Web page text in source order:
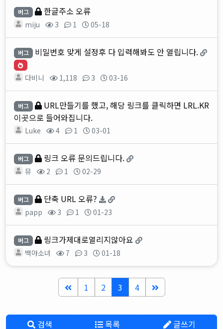
버그 한글주소 오류
miju 3 1 05-18
버그 비밀번호 맞게 설정후 다 입력해봐도 안 열립니다.
다비니 1,118 3 03-16
버그
URL만들기를 했고, 해당 링크를 클릭하면 LRL.KR
이곳으로 들어와집니다.
Luke 4 1 03-01
버그 링크 오류 문의드립니다.
뮤 2 1 02-29
버그 단축 URL 오류?
papp 3 1 01-23
버그 링크가제대로열리지않아요
백야소녀 7 3 01-18
1 2 3 4
검색 목록 글쓰기